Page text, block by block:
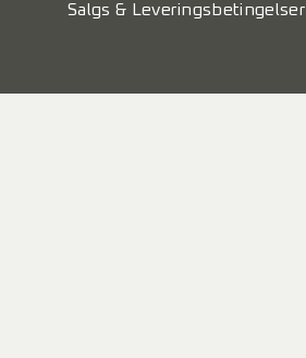
Salgs & Leveringsbetingelser